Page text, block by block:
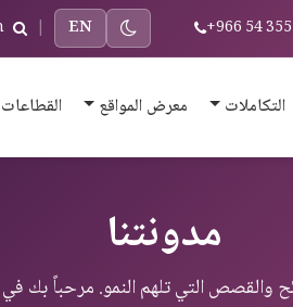
+966 54
EN
|
التكاملات معرض المواقع القطاعات
مدونتنا
والقصص التي تلهم النمو. مرحباً بك في